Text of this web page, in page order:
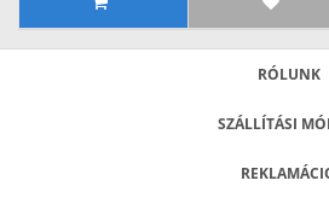
RÓLUNK
SZÁLLÍTÁSI